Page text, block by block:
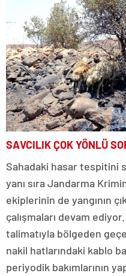
SAVCILIK ÇOK YÖNLÜ
Sahadaki hasar tespitini
yanı sıra Jandarma
ekiplerinin de yangının
çalışmaları devam ediyor.
talimatıyla bölgeden
nakil hatlarındaki kablo
periyodik bakımlarının